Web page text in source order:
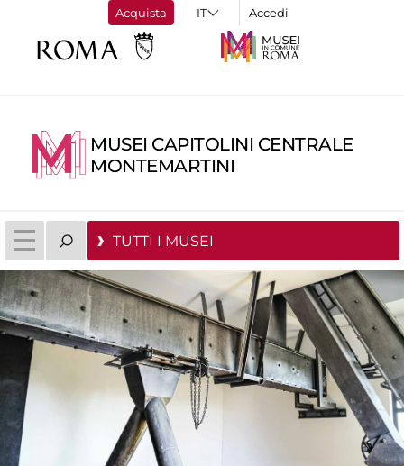
Acquista Accedi
MUSEI CAPITOLINI CENTRALE
MONTEMARTINI
TUTTI I MUSEI